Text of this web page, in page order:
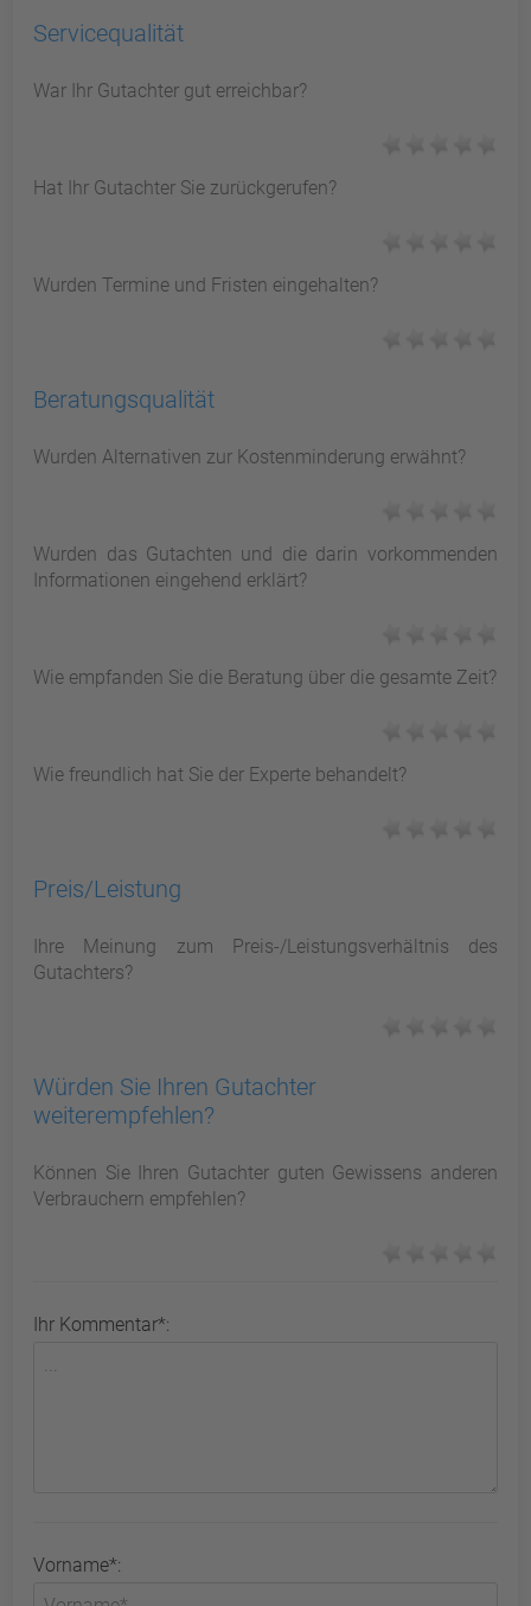
Servicequalität
War Ihr Gutachter gut erreichbar?
Hat Ihr Gutachter Sie zurückgerufen?
Wurden Termine und Fristen eingehalten?
Beratungsqualität
Wurden Alternativen zur Kostenminderung erwähnt?
Wurden das Gutachten und die darin vorkommenden
Informationen eingehend erklärt?
Wie empfanden Sie die Beratung über die gesamte Zeit?
Wie freundlich hat Sie der Experte behandelt?
Preis/Leistung
Ihre Meinung zum Preis-/Leistungsverhältnis des
Gutachters?
Würden Sie Ihren Gutachter
weiterempfehlen?
Können Sie Ihren Gutachter guten Gewissens anderen
Verbrauchern empfehlen?
Ihr Kommentar*:
Vorname*: